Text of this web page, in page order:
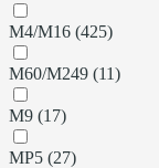
M4/M16 (425)
M60/M249 (11)
M9 (17)
MP5 (27)